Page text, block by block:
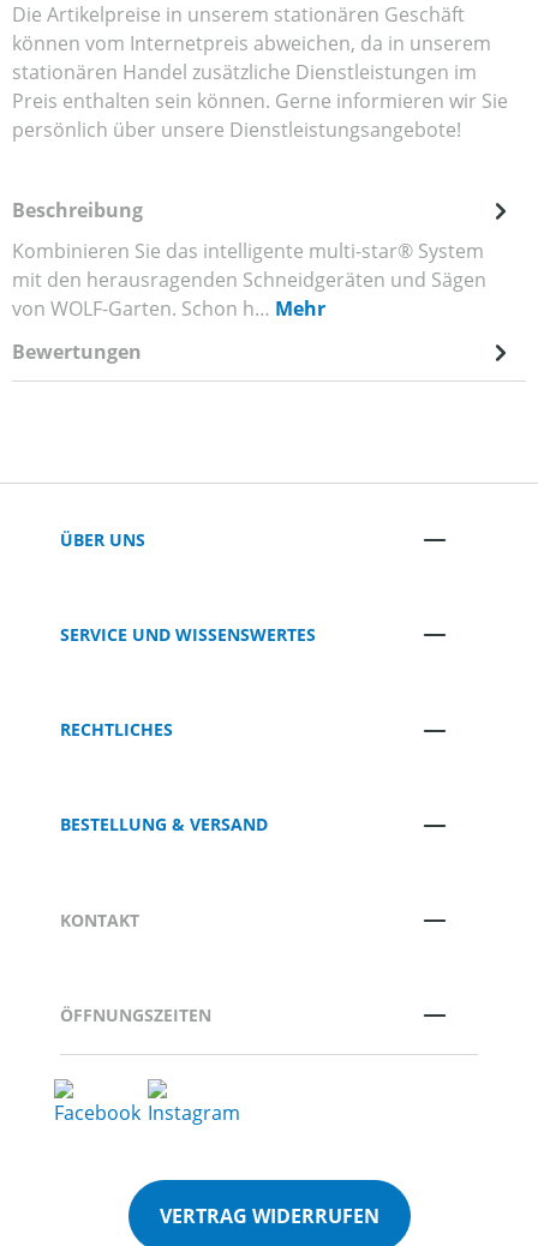
Die Artikelpreise in unserem stationären Geschäft
können vom Internetpreis abweichen, da in unserem
stationären Handel zusätzliche Dienstleistungen im
Preis enthalten sein können. Gerne informieren wir Sie
persönlich über unsere Dienstleistungsangebote!
Beschreibung
Kombinieren Sie das intelligente multi-star® System
mit den herausragenden Schneidgeräten und Sägen
von WOLF-Garten. Schon h… Mehr
Bewertungen
ÜBER UNS
SERVICE UND WISSENSWERTES
RECHTLICHES
BESTELLUNG & VERSAND
KONTAKT
ÖFFNUNGSZEITEN
VERTRAG WIDERRUFEN